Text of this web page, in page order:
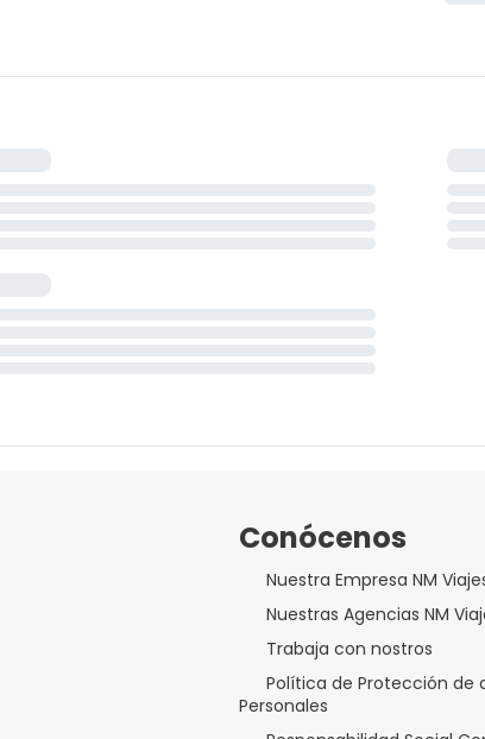
Conócenos
Nuestra Empresa NM
Nuestras Agencias NM
Trabaja con nostros
Política de Protección de
Personales